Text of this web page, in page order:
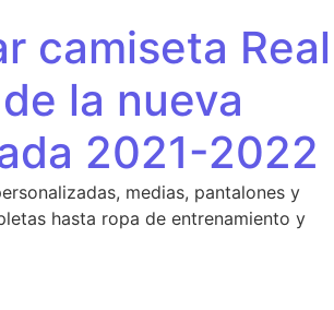
camiseta Real
la nueva
2021-2022
medias, pantalones y
hasta ropa de entrenamiento y